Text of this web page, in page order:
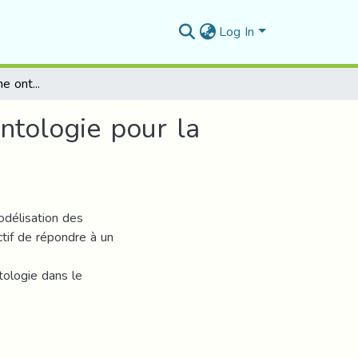
Log In
Développement d'une ontologie avec Protégé : (Ontologie pour la branche Carburant de NAFTAL)
pour la
des
de répondre à un
dans le